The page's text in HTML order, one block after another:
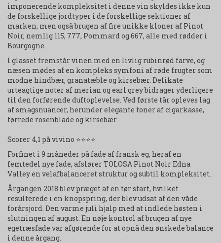
imponerende kompleksitet i denne vin skyldes ikke kun
de forskellige jordtyper i de forskellige sektioner af
marken, men også brugen af fire unikke kloner af Pinot
Noir, nemlig 115, 777, Pommard og 667, alle med rødder i
Bourgogne.
I glasset fremstår vinen med en livlig rubinrød farve, og
næsen mødes af en kompleks symfoni af røde frugter som
modne hindbær, granatæble og kirsebær. Delikate
urteagtige noter af merian og earl grey bidrager yderligere
til den forførende duftoplevelse. Ved første tår opleves lag
af smagsnuancer, herunder elegante toner af cigarkasse,
tørrede rosenblade og kirsebær.
Scorer 4,1 på vivino ⭐⭐⭐⭐
Forfinet i 9 måneder på fade af fransk eg, heraf en
femtedel nye fade, afslører TOLOSA Pinot Noir Edna
Valley en velafbalanceret struktur og subtil kompleksitet.
Årgangen 2018 blev præget af en tør start, hvilket
resulterede i en knopspring, der blev udsat af den våde
forårsjord. Den varme juli hjalp med at indlede høsten i
slutningen af august. En nøje kontrol af brugen af nye
egetræsfade var afgørende for at opnå den ønskede balance
i denne årgang.